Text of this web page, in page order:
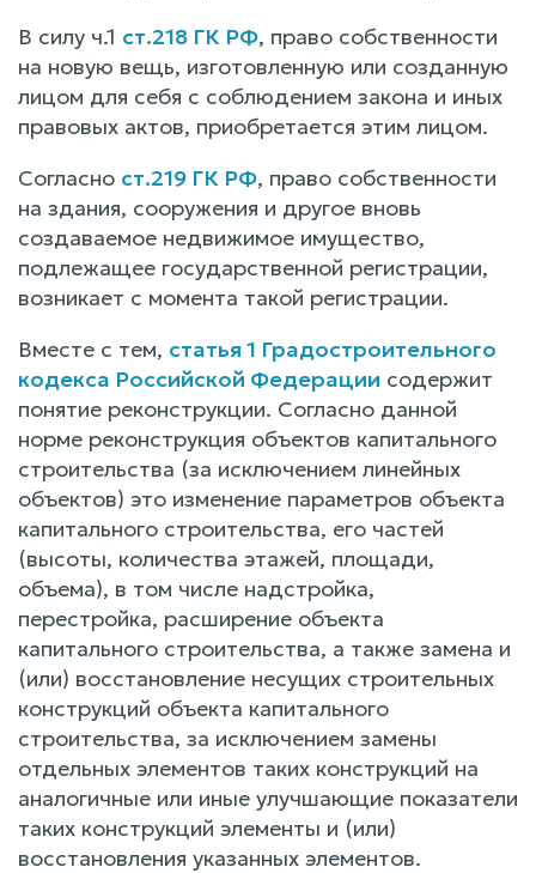
В силу ч.1 ст.218 ГК РФ, право собственности
на новую вещь, изготовленную или созданную
лицом для себя с соблюдением закона и иных
правовых актов, приобретается этим лицом.
Согласно ст.219 ГК РФ, право собственности
на здания, сооружения и другое вновь
создаваемое недвижимое имущество,
подлежащее государственной регистрации,
возникает с момента такой регистрации.
Вместе с тем, статья 1 Градостроительного
кодекса Российской Федерации содержит
понятие реконструкции. Согласно данной
норме реконструкция объектов капитального
строительства (за исключением линейных
объектов) это изменение параметров объекта
капитального строительства, его частей
(высоты, количества этажей, площади,
объема), в том числе надстройка,
перестройка, расширение объекта
капитального строительства, а также замена и
(или) восстановление несущих строительных
конструкций объекта капитального
строительства, за исключением замены
отдельных элементов таких конструкций на
аналогичные или иные улучшающие показатели
таких конструкций элементы и (или)
восстановления указанных элементов.